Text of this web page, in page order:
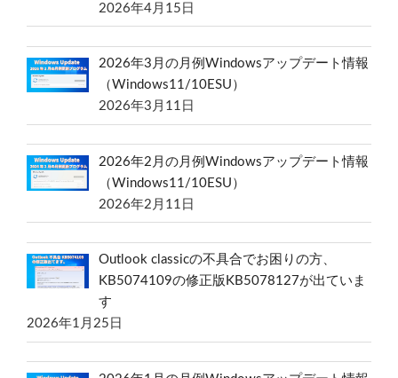
2026年4月15日
2026年3月の月例Windowsアップデート情報
（Windows11/10ESU）
2026年3月11日
2026年2月の月例Windowsアップデート情報
（Windows11/10ESU）
2026年2月11日
Outlook classicの不具合でお困りの方、
KB5074109の修正版KB5078127が出ていま
す
2026年1月25日